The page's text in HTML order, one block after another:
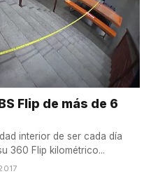
Flip de más de 6
interior de ser cada día
360 Flip kilométrico...